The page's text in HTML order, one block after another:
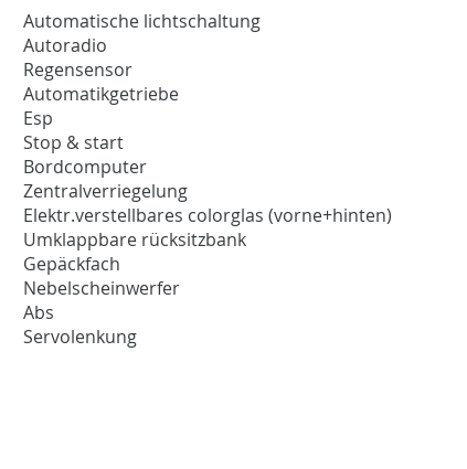
Automatische lichtschaltung
Autoradio
Regensensor
Automatikgetriebe
Esp
Stop & start
Bordcomputer
Zentralverriegelung
Elektr.verstellbares colorglas (vorne+hinten)
Umklappbare rücksitzbank
Gepäckfach
Nebelscheinwerfer
Abs
Servolenkung